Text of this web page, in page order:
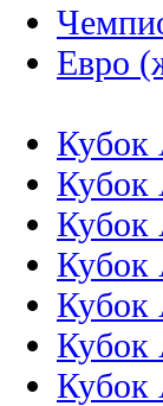
Евро
Кубок
Кубок
Кубок
Кубок
Кубок
Кубок
Кубок